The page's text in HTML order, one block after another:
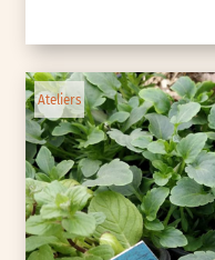
Ateliers